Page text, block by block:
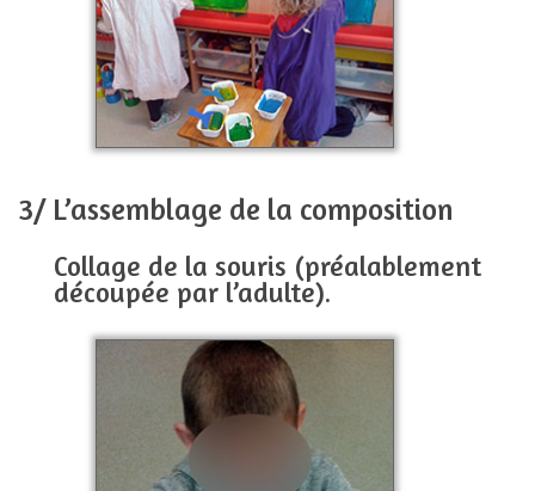
3/ L’assemblage de la composition
Collage de la souris (préalablement
découpée par l’adulte).